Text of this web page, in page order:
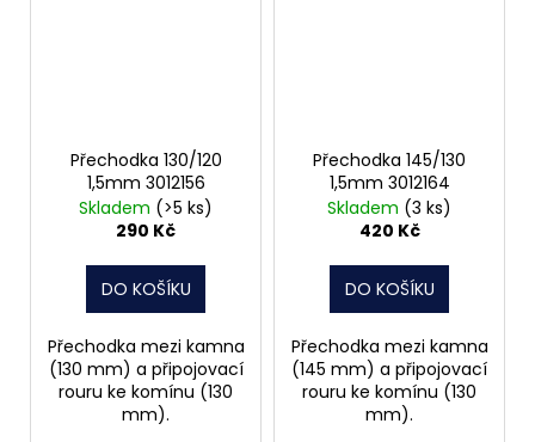
Přechodka 130/120
1,5mm 3012156
Skladem (>5 ks)
290 Kč
DO KOŠÍKU
Přechodka mezi kamna
(130 mm) a připojovací
rouru ke komínu (130
mm).
Přechodka 145/130
1,5mm 3012164
Skladem (3 ks)
420 Kč
DO KOŠÍKU
Přechodka mezi kamna
(145 mm) a připojovací
rouru ke komínu (130
mm).